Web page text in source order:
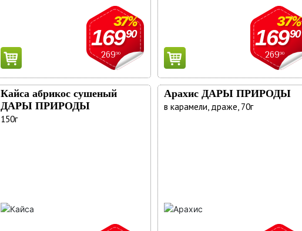
26990
37%
16990
26990
37%
16990
Кайса абрикос сушеный
ДАРЫ ПРИРОДЫ
150г
Арахис ДАРЫ ПРИРОДЫ
в карамели, драже, 70г